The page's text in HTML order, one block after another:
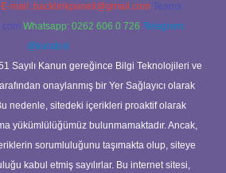
E-mail: backlinkpaneli@gmail.com Teams:
Whatsapp: 0262 606 0 726 Telegram:
@karabul
Sayılı Kanun gereğince Bilgi Teknolojileri ve
onaylanmış bir Yer Sağlayıcı olarak
nedenle, sitedeki içerikleri proaktif olarak
yükümlülüğümüz bulunmamaktadır. Ancak,
sorumluluğunu taşımakta olup, siteye
kabul etmiş sayılırlar. Bu internet sitesi,